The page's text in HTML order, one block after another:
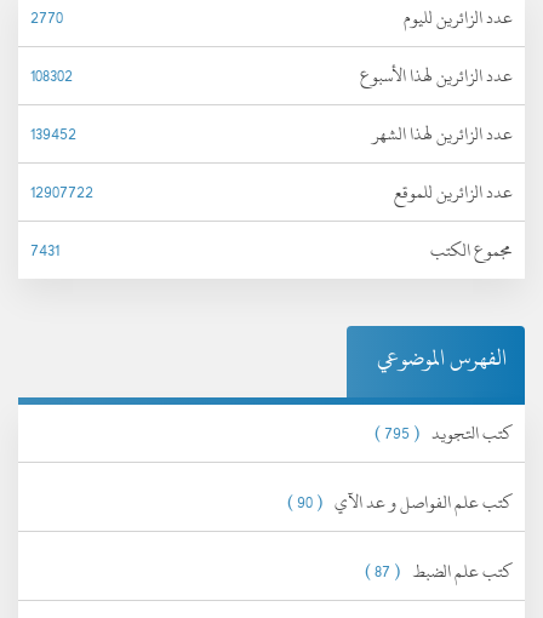
عدد الزائرين لليوم
2770
عدد الزائرين لهذا الأسبوع
108302
عدد الزائرين لهذا الشهر
139452
عدد الزائرين للموقع
12907722
مجموع الكتب
7431
الفهرس الموضوعي
كتب التجويد ( 795 )
كتب علم الفواصل و عد الآي ( 90 )
كتب علم الضبط ( 87 )